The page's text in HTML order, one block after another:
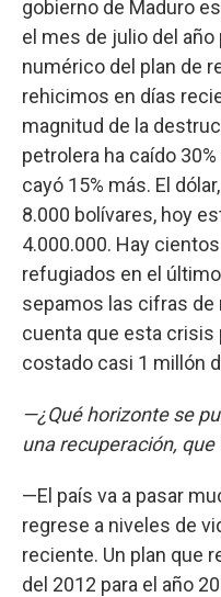
gobierno de Maduro
el mes de julio del
numérico del plan de
rehicimos en días
magnitud de la
petrolera ha caído
cayó 15% más. El
8.000 bolívares, hoy
4.000.000. Hay
refugiados en el
sepamos las cifras
cuenta que esta crisis
costado casi 1 millón
—¿Qué horizonte se
una recuperación,
—El país va a pasar
regrese a niveles de
reciente. Un plan que
del 2012 para el año